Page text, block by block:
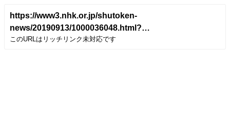
https://www3.nhk.or.jp/shutoken-
news/20190913/1000036048.html?
fbclid=IwAR23ngJQMYOdxkraXyE7A8VWwR-
このURLはリッチリンク未対応です